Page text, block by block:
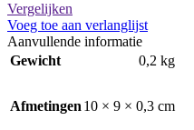
Vergelijken
Voeg toe aan verlanglijst
Aanvullende informatie
Gewicht
0,2 kg
Afmetingen 10 × 9 × 0,3 cm